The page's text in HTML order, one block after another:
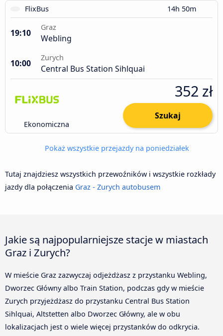
FlixBus 14h 50m
19:10
Graz
Webling
10:00
Zurych
Central Bus Station Sihlquai
Ekonomiczna
352 zł
Szukaj
Pokaż wszystkie przejazdy na poniedziałek
Tutaj znajdziesz wszystkich przewoźników i wszystkie rozkłady
jazdy dla połączenia Graz - Zurych autobusem
Jakie są najpopularniejsze stacje w miastach
Graz i Zurych?
W mieście Graz zazwyczaj odjeżdżasz z przystanku Webling,
Dworzec Główny albo Train Station, podczas gdy w mieście
Zurych przyjeżdżasz do przystanku Central Bus Station
Sihlquai, Altstetten albo Dworzec Główny, ale w obu
lokalizacjach jest o wiele więcej przystanków do odkrycia.